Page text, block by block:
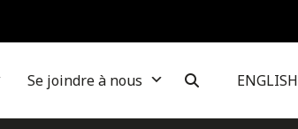
Se joindre à nous ENGLISH